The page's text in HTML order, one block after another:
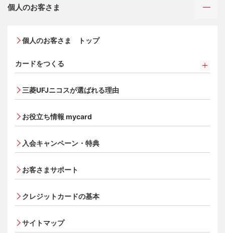
個人のお客さま
個人のお客さま トップ
カードをつくる
三菱ＵＦＪカード
三菱ＵＦＪカード・プラチナ・アメリカン・エキスプレ
オンライン入会申し込みの流れ
追加できるカード・機能
ETCカード
三菱UFJニコスが選ばれる理由
お役立ち情報 mycard
入会キャンペーン・特典
お客さまサポート
クレジットカードの基本
サイトマップ